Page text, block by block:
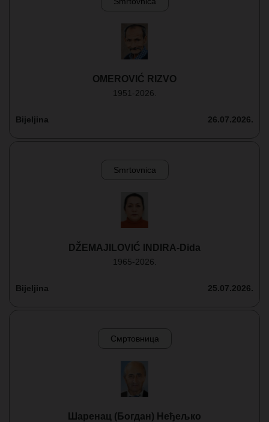
OMEROVIĆ RIZVO
1951-2026.
Bijeljina 26.07.2026.
Smrtovnica
DŽEMAJILOVIĆ INDIRA-Dida
1965-2026.
Bijeljina 25.07.2026.
Смртовница
Шаренац (Богдан) Неђељко